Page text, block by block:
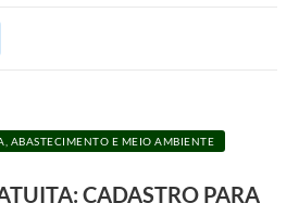
ABASTECIMENTO E MEIO AMBIENTE
CADASTRO PARA